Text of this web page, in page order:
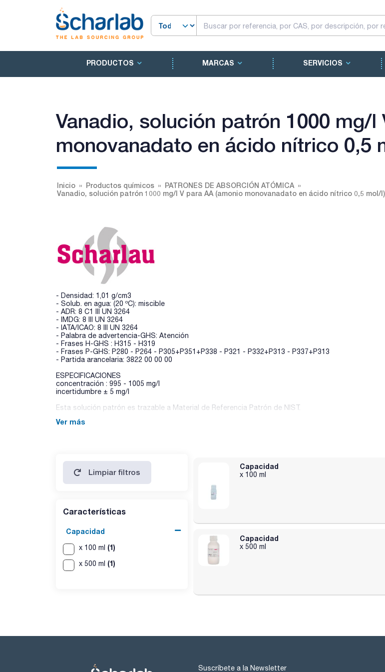
PRODUCTOS MARCAS SERVICIOS
Vanadio, solución patrón 1000 mg/l
monovanadato en ácido nítrico 0,5
Inicio Productos químicos
PATRONES DE ABSORCIÓN ATÓMICA
Vanadio, solución patrón 1000 mg/l V para AA (amonio monovanadato en ácido nítrico 0,5 mol/l)
- Densidad: 1,01 g/cm3
- Solub. en agua: (20 ºC): miscible
- ADR: 8 C1 III UN 3264
- IMDG: 8 III UN 3264
- IATA/ICAO: 8 III UN 3264
- Palabra de advertencia-GHS: Atención
- Frases H-GHS : H315 - H319
- Frases P-GHS: P280 - P264 - P305+P351+P338 - P321 - P332+P313 - P337+P313
- Partida arancelaria: 3822 00 00 00
ESPECIFICACIONES
concentración : 995 - 1005 mg/l
incertidumbre ± 5 mg/l
Esta solución patrón es trazable a Material de Referencia Patrón de NIST.
Ver más
Limpiar filtros
Características
Capacidad
x 100 ml (1)
x 500 ml (1)
Capacidad
x 100 ml
Capacidad
x 500 ml
Suscríbete a la Newsletter